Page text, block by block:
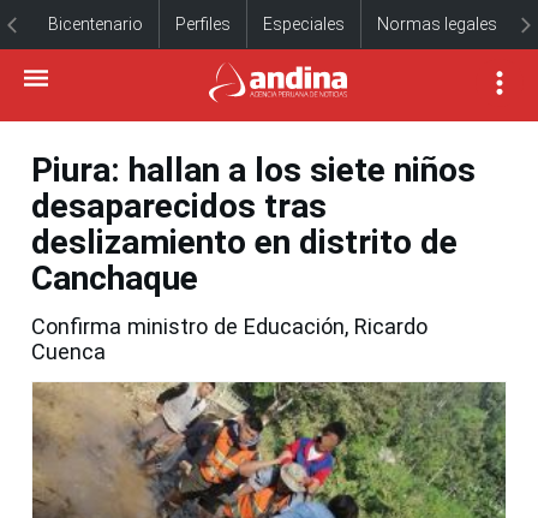
Bicentenario Perfiles Especiales Normas legales
Piura: hallan a los siete niños
desaparecidos tras
deslizamiento en distrito de
Canchaque
Confirma ministro de Educación, Ricardo
Cuenca